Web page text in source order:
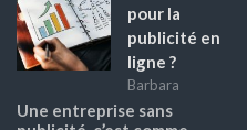
pour la
publicité en
ligne ?
Barbara
Une entreprise sans